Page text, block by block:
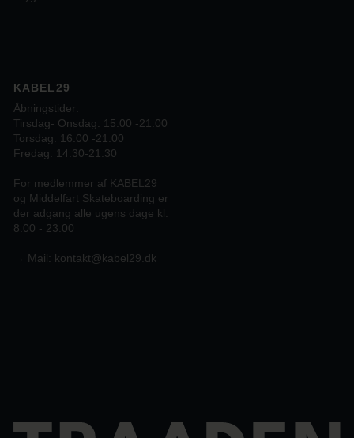
KABEL29
Åbningstider:
Tirsdag- Onsdag: 15.00 -21.00
Torsdag: 16.00 -21.00
Fredag: 14.30-21.30
For medlemmer af KABEL29
og Middelfart Skateboarding er
der adgang alle ugens dage kl.
8.00 - 23.00
→ Mail: kontakt@kabel29.dk